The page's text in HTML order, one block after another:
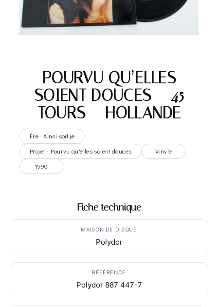
POURVU QU’ELLES
SOIENT DOUCES – 45
TOURS – HOLLANDE
Ère · Ainsi soit je
Projet · Pourvu qu'elles soient douces
Vinyle
1990
Fiche technique
MAISON DE DISQUE
Polydor
RÉFÉRENCE
Polydor 887 447-7